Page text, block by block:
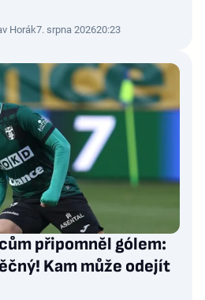
Horák7. srpna 202620:23
připomněl gólem:
Kam může odejít